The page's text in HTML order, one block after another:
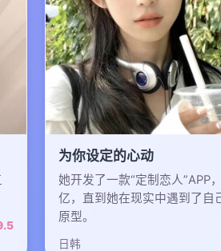
为你设定的心动
她开发了一款“定制恋人”APP
亿，直到她在现实中遇到了自
原型。
日韩